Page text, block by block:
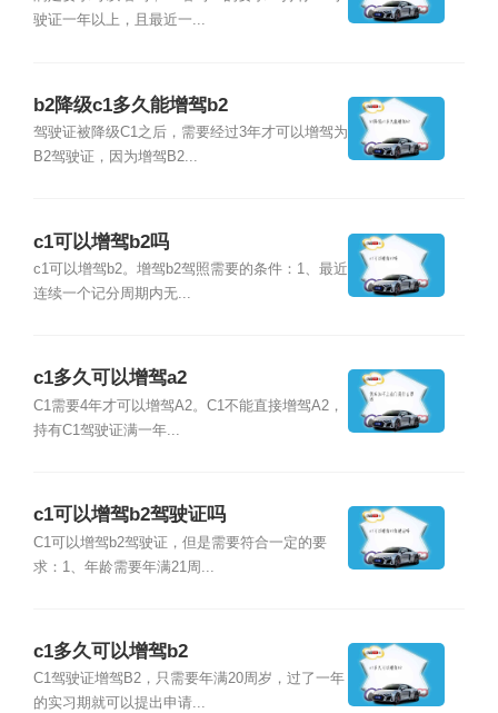
驶证一年以上，且最近一...
b2降级c1多久能增驾b2
驾驶证被降级C1之后，需要经过3年才可以增驾为
B2驾驶证，因为增驾B2...
c1可以增驾b2吗
c1可以增驾b2。增驾b2驾照需要的条件：1、最近
连续一个记分周期内无...
c1多久可以增驾a2
C1需要4年才可以增驾A2。C1不能直接增驾A2，
持有C1驾驶证满一年...
c1可以增驾b2驾驶证吗
C1可以增驾b2驾驶证，但是需要符合一定的要
求：1、年龄需要年满21周...
c1多久可以增驾b2
C1驾驶证增驾B2，只需要年满20周岁，过了一年
的实习期就可以提出申请...